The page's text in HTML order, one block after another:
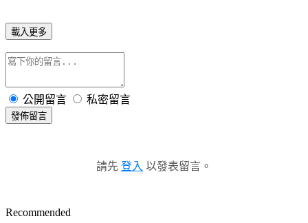
載入更多
公開留言 私密留言
發佈留言
請先 登入 以發表留言。
Recommended